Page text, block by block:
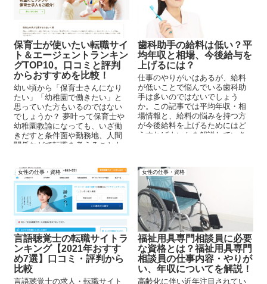
保育士が使いたい転職サイ
ト＆エージェントランキン
グTOP10。口コミと評判
からおすすめを比較！
幼い頃から「保育士さんになり
たい」「幼稚園で働きたい」と
思っていた方もいるのではない
でしょうか？ 夢叶って保育士や
幼稚園教諭になっても、いざ働
きだすと条件面や勤務地、人間
関係などで転職を考えることも
たいおすすめサイトとエージェ
ントを、現役保育士にヒアリン
グを行った上でピックアップし
たので、その評判や口コミをぜ
ひチェックしてみてください♪
歯科助手の給料は低い？平
均年収と相場、今後給与を
上げるには？
仕事のやりがいはあるが、給料
が低いことで悩んでいる歯科助
手は多いのではないでしょう
か。この記事では平均年収・相
場情報と、給料の悩みを持つ方
が今後給料を上げるためにはど
うすればよいかを解説していき
女性の仕事・資格
言語聴覚士の転職サイトラ
ンキング【2021年おすす
め7選】口コミ・評判から
比較
言語聴覚士の求人・転職サイト
女性の仕事・資格
福祉用具専門相談員に必要
な資格とは？福祉用具専門
相談員の仕事内容・やりが
い、年収についてを解説！
高齢化に伴い近年注目されてい